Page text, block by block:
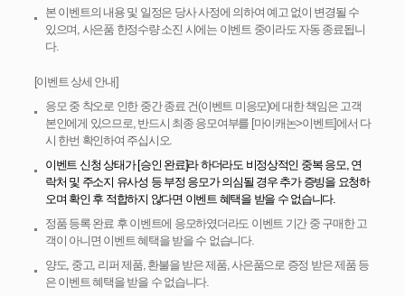
본 이벤트의 내용 및 일정은 당사 사정에 의하여 예고 없이 변경될 수
있으며, 사은품 한정수량 소진 시에는 이벤트 중이라도 자동 종료됩니
다.
[이벤트 상세 안내]
응모 중 착오로 인한 중간 종료 건(이벤트 미응모)에 대한 책임은 고객
본인에게 있으므로, 반드시 최종 응모여부를 [마이캐논>이벤트]에서 다
시 한번 확인하여 주십시오.
이벤트 신청 상태가 [승인 완료]라 하더라도 비정상적인 중복 응모, 연
락처 및 주소지 유사성 등 부정 응모가 의심될 경우 추가 증빙을 요청하
오며 확인 후 적합하지 않다면 이벤트 혜택을 받을 수 없습니다.
정품 등록 완료 후 이벤트에 응모하였더라도 이벤트 기간 중 구매한 고
객이 아니면 이벤트 혜택을 받을 수 없습니다.
양도, 중고, 리퍼 제품, 환불을 받은 제품, 사은품으로 증정 받은 제품 등
은 이벤트 혜택을 받을 수 없습니다.